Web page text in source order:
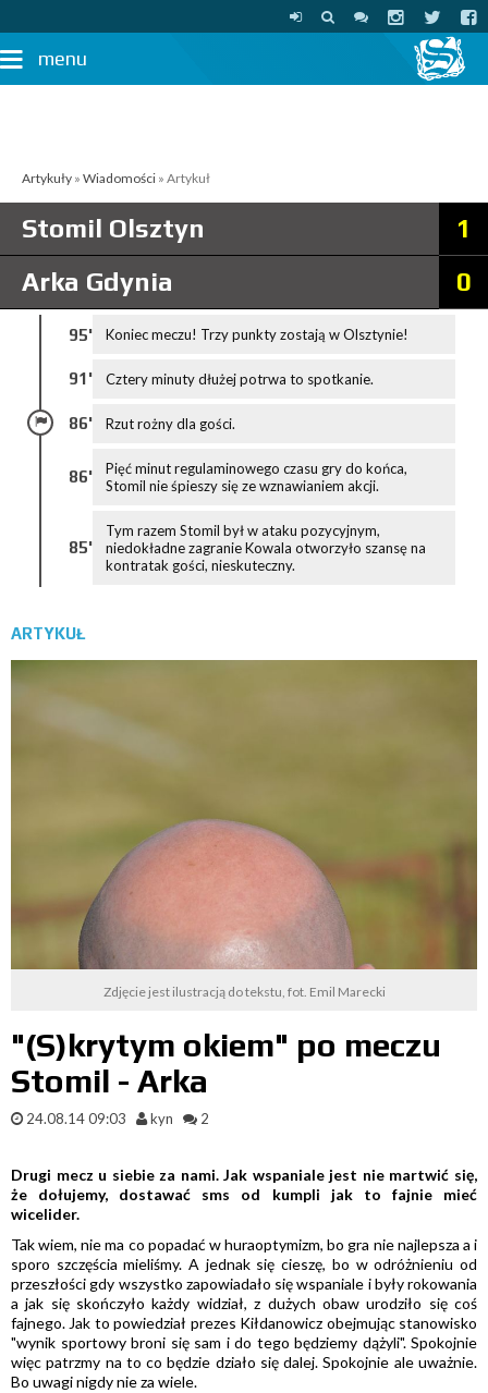
menu
Artykuły » Wiadomości » Artykuł
Stomil Olsztyn
1
Arka Gdynia
0
95' Koniec meczu! Trzy punkty zostają w Olsztynie!
91' Cztery minuty dłużej potrwa to spotkanie.
86' Rzut rożny dla gości.
86'
Pięć minut regulaminowego czasu gry do końca,
Stomil nie śpieszy się ze wznawianiem akcji.
85'
Tym razem Stomil był w ataku pozycyjnym,
niedokładne zagranie Kowala otworzyło szansę na
kontratak gości, nieskuteczny.
ARTYKUŁ
Zdjęcie jest ilustracją do tekstu, fot. Emil Marecki
"(S)krytym okiem" po meczu
Stomil - Arka
24.08.14 09:03 kyn 2
Drugi mecz u siebie za nami. Jak wspaniale jest nie martwić się,
że dołujemy, dostawać sms od kumpli jak to fajnie mieć
wicelider.
Tak wiem, nie ma co popadać w huraoptymizm, bo gra nie najlepsza a i
sporo szczęścia mieliśmy. A jednak się cieszę, bo w odróżnieniu od
przeszłości gdy wszystko zapowiadało się wspaniale i były rokowania
a jak się skończyło każdy widział, z dużych obaw urodziło się coś
fajnego. Jak to powiedział prezes Kiłdanowicz obejmując stanowisko
"wynik sportowy broni się sam i do tego będziemy dążyli". Spokojnie
więc patrzmy na to co będzie działo się dalej. Spokojnie ale uważnie.
Bo uwagi nigdy nie za wiele.